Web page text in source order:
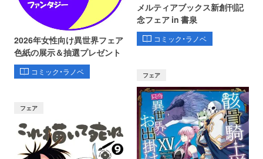
2026年女性向け異世界フェア
色紙の展示＆抽選プレゼント
コミック・ラノベ
メルティアブックス新創刊記
念フェア in 書泉
コミック・ラノベ
フェア
フェア